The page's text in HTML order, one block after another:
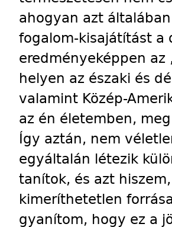
ahogyan azt
fogalom-kisajátítást a
eredményeképpen
helyen az északi és
valamint Közép-
az én életemben,
Így aztán, nem
egyáltalán létezik
tanítok, és azt
kimeríthetetlen
gyanítom, hogy ez a